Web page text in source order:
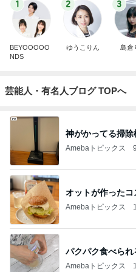
1
BEYOOOOO
NDS
2
ゆうこりん
3
島倉
芸能人・有名人ブログ TOPへ
神がかってる掃除
Amebaトピックス
オットが作った
Amebaトピックス
パクパク食べら
Amebaトピックス